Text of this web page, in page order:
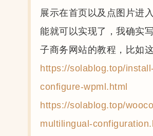
展示在首页以及点图片进
能就可以实现了，我确实
子商务网站的教程，比如
https://solablog.top/
configure-wpml.html
https://solablog.top/
multilingual-